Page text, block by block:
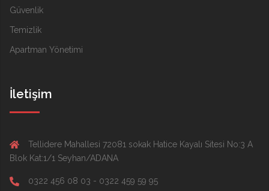
Güvenlik
Temizlik
Apartman Yönetimi
İletişim
Tellidere Mahallesi 72081 sokak Hatice Kayalı Sitesi No:3 A
Blok Kat:1/1 Seyhan/ADANA
0322 456 08 03 - 0322 459 59 95